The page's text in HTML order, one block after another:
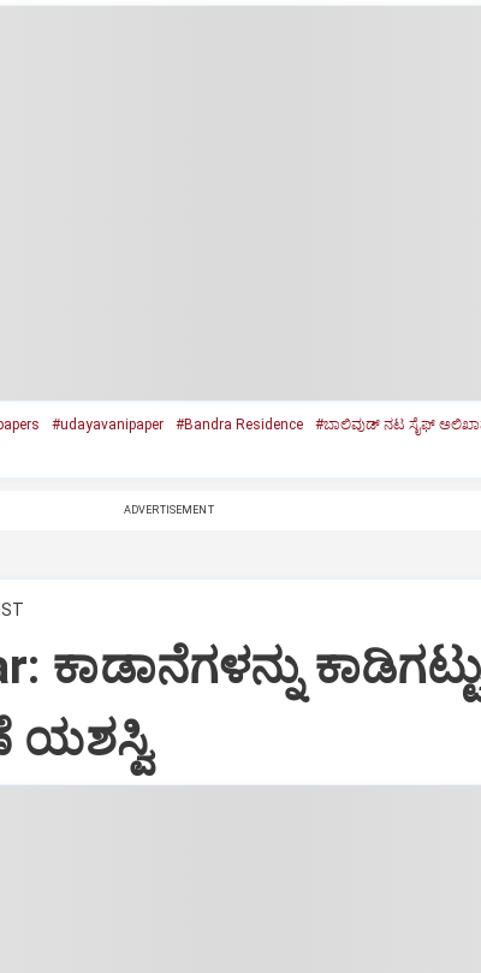
#udayavanipaper #Bandra Residence
#ಬಾಲಿವುಡ್‌ ನಟ ಸೈಫ್‌
ADVERTISEMENT
ಕಾಡಾನೆಗಳನ್ನು
ಯಶಸ್ವಿ